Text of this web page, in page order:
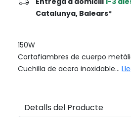
Catalunya, Balears*
150W
Cortafiambres de cuerpo
Cuchilla de acero inoxidable...
Detalls del Producte